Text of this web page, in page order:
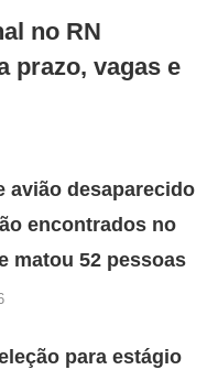
no RN
prazo, vagas e
avião desaparecido
encontrados no
matou 52 pessoas
para estágio